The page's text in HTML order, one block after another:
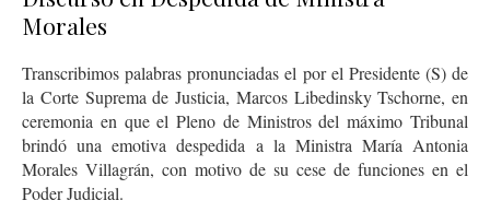
Morales
Transcribimos palabras pronunciadas el por el Presidente (S) de
la Corte Suprema de Justicia, Marcos Libedinsky Tschorne, en
ceremonia en que el Pleno de Ministros del máximo Tribunal
brindó una emotiva despedida a la Ministra María Antonia
Morales Villagrán, con motivo de su cese de funciones en el
Poder Judicial.